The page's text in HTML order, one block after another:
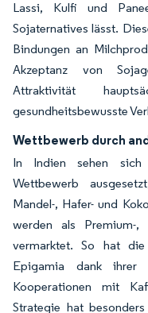
Lassi, Kulfi und
Sojaternatives lässt.
Bindungen an
Akzeptanz von
Attraktivität
gesundheitsbewusste
Wettbewerb durch
In Indien sehen sich
Wettbewerb
Mandel-, Hafer- und
werden als Premium-
vermarktet. So hat
Epigamia dank ihrer
Kooperationen mit
Strategie hat